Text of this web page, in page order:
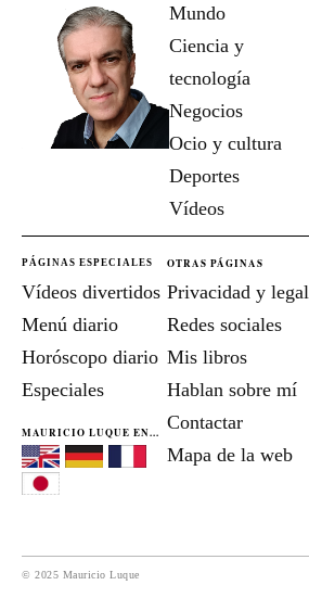
Mundo
Ciencia y
tecnología
Negocios
Ocio y cultura
Deportes
Vídeos
PÁGINAS ESPECIALES
Vídeos divertidos
Menú diario
Horóscopo diario
Especiales
MAURICIO LUQUE EN...
OTRAS PÁGINAS
Privacidad y legal
Redes sociales
Mis libros
Hablan sobre mí
Contactar
Mapa de la web
© 2025 Mauricio Luque